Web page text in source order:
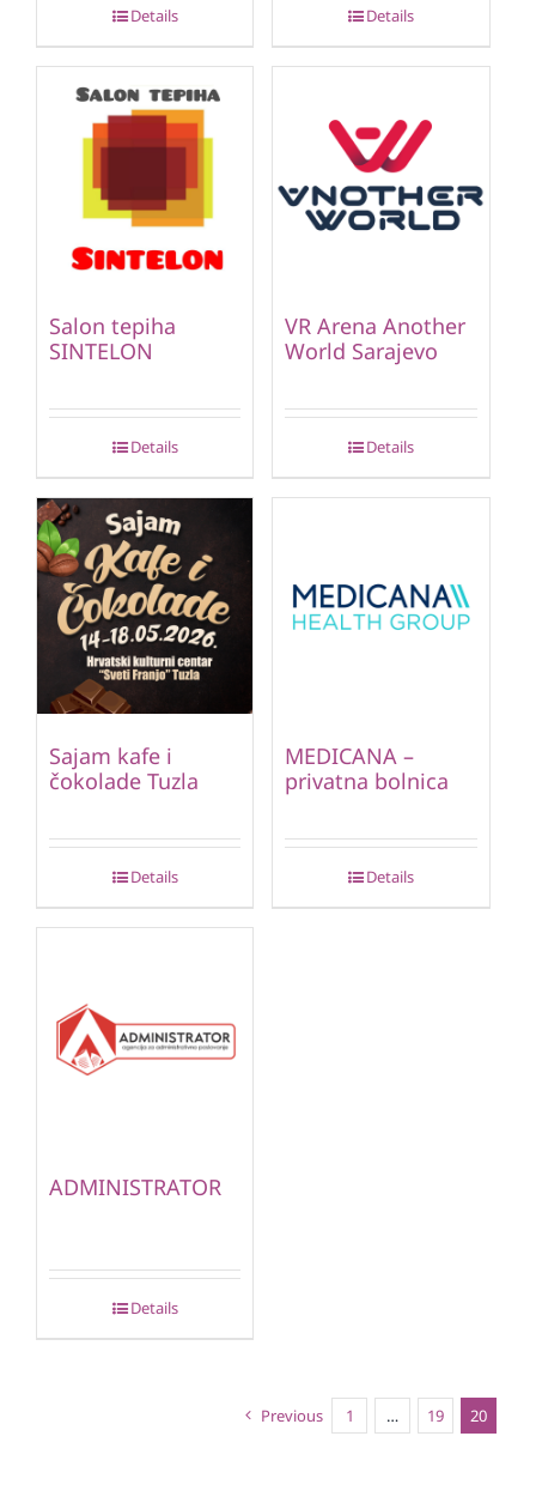
Details Details
Salon tepiha
SINTELON
Details
VR Arena Another
World Sarajevo
Details
Sajam kafe i
čokolade Tuzla
Details
MEDICANA –
privatna bolnica
Details
ADMINISTRATOR
Details
Previous 1 … 19 20